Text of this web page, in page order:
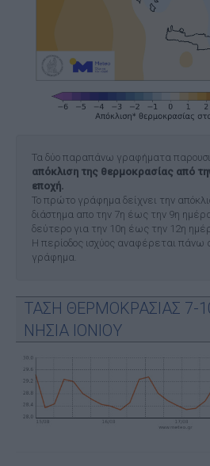
Τα δύο παραπάνω γραφήματα
απόκλιση της θερμοκρασίας από
εποχή.
Το πρώτο γράφημα δείχνει την
διάστημα απο την 7η έως την 9η
δεύτερο για την 10η έως την 12η
Η περίοδος ισχύος αναφέρεται πάνω
γράφημα.
ΤΑΣΗ ΘΕΡΜΟΚΡΑΣΙΑΣ 7-
ΝΗΣΙΑ ΙΟΝΙΟΥ